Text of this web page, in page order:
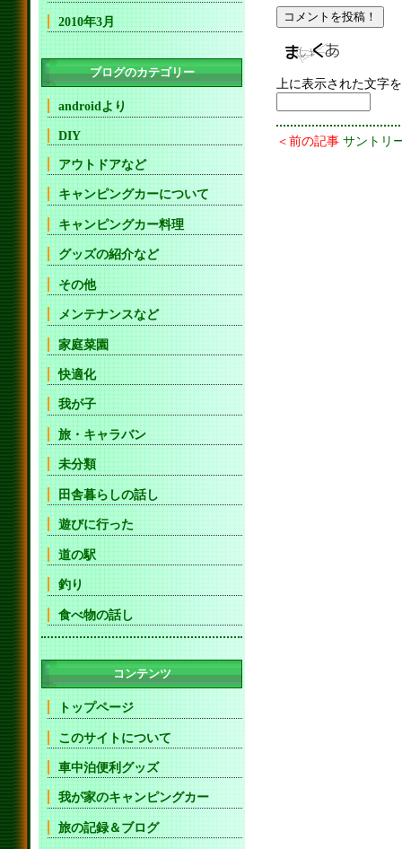
上に表示された文字
＜前の記事 サントリ
2010年3月
ブログのカテゴリー
androidより
DIY
アウトドアなど
キャンピングカーについて
キャンピングカー料理
グッズの紹介など
その他
メンテナンスなど
家庭菜園
快適化
我が子
旅・キャラバン
未分類
田舎暮らしの話し
遊びに行った
道の駅
釣り
食べ物の話し
コンテンツ
トップページ
このサイトについて
車中泊便利グッズ
我が家のキャンピングカー
旅の記録＆ブログ